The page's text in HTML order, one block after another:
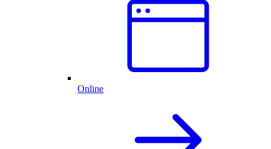
Online